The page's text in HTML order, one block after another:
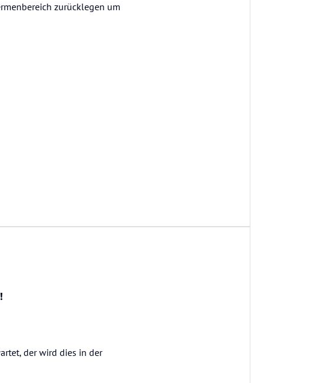
zurücklegen um
der wird dies in der